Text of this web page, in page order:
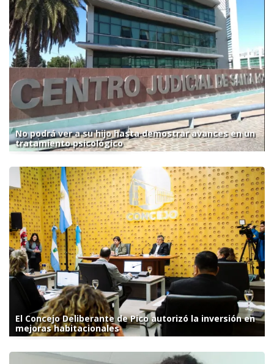
No podrá ver a su hijo hasta demostrar avances en un
tratamiento psicológico
El Concejo Deliberante de Pico autorizó la inversión en
mejoras habitacionales